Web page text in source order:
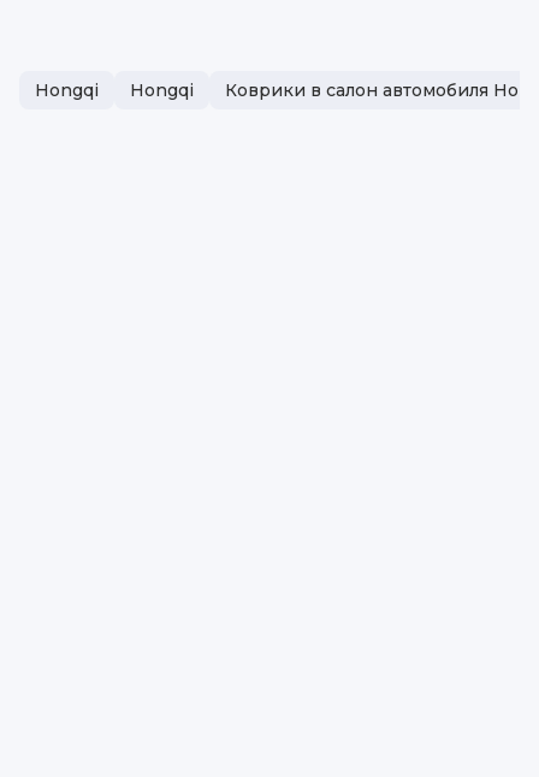
Hongqi Hongqi Коврики в салон автомобиля